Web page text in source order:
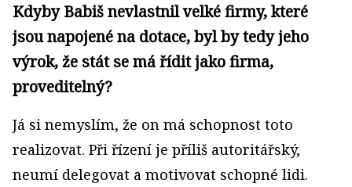
Kdyby Babiš nevlastnil velké firmy, které
jsou napojené na dotace, byl by tedy jeho
výrok, že stát se má řídit jako firma,
proveditelný?
Já si nemyslím, že on má schopnost toto
realizovat. Při řízení je příliš autoritářský,
neumí delegovat a motivovat schopné lidi.